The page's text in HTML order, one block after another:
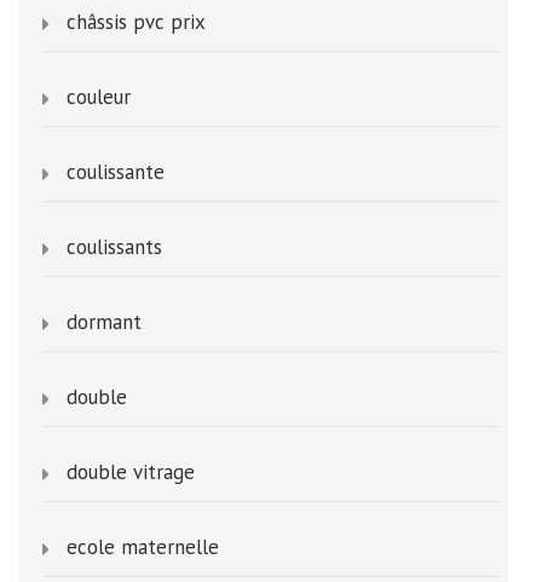
châssis pvc prix
couleur
coulissante
coulissants
dormant
double
double vitrage
ecole maternelle